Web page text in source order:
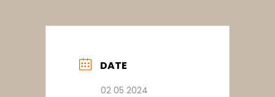
DATE
02 05 2024